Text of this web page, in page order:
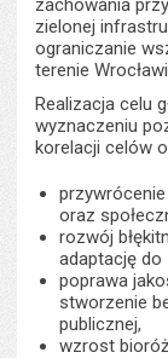
zachowania
zielonej
ograniczanie
terenie
Realizacja celu
wyznaczeniu
korelacji celów
oraz
rozwój
adaptację do
poprawa
stworzenie
publicznej,
wzrost